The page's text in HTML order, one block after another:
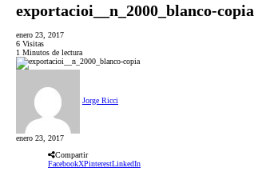
exportacioi__n_2000_blanco-copia
enero 23, 2017
6 Visitas
1 Minutos de lectura
Jorge Ricci
enero 23, 2017
Compartir
FacebookXPinterestLinkedIn